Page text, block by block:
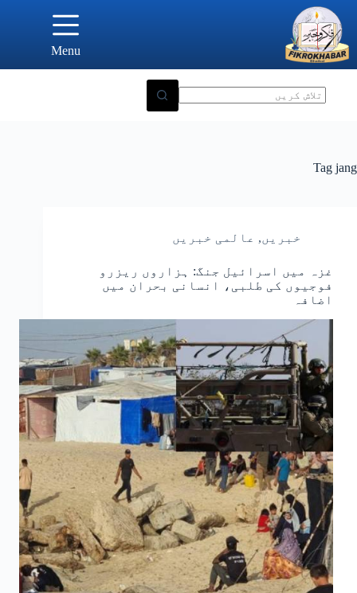
content
Menu
Tag jang
خبریں, عالمی خبریں
غزہ میں اسرائیل جنگ: ہزاروں ریزرو
فوجیوں کی طلبی، انسانی بحران میں
اضافہ